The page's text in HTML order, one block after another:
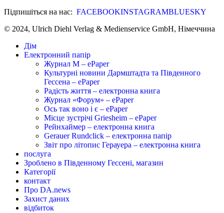
Підпишіться на нас: FACEBOOKINSTAGRAMBLUESKY
© 2024, Ulrich Diehl Verlag & Medienservice GmbH, Німеччина
Дім
Електронний папір
Журнал M – ePaper
Культурні новини Дармштадта та Південного
Гессена – ePaper
Радість життя – електронна книга
Журнал «Форум» – ePaper
Ось так воно і є – ePaper
Місце зустрічі Griesheim – ePaper
Рейнхаймер – електронна книга
Gerauer Rundclick – електронна папір
Звіт про літопис Герауера – електронна книга
послуга
Зроблено в Південному Гессені, магазин
Категорії
контакт
Про DA.news
Захист даних
відбиток